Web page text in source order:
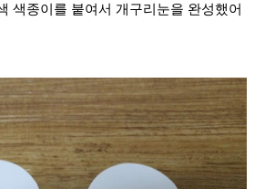
색종이를 붙여서 개구리눈을 완성했어